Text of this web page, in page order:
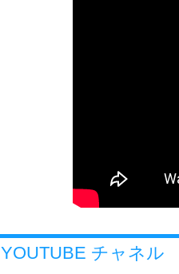
YOUTUBE チャネル